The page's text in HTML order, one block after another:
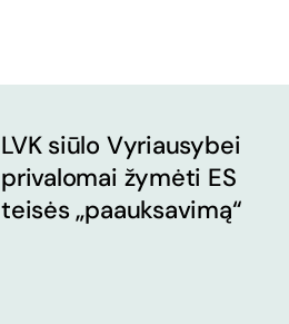
LVK siūlo Vyriausybei
privalomai žymėti ES
teisės „paauksavimą“